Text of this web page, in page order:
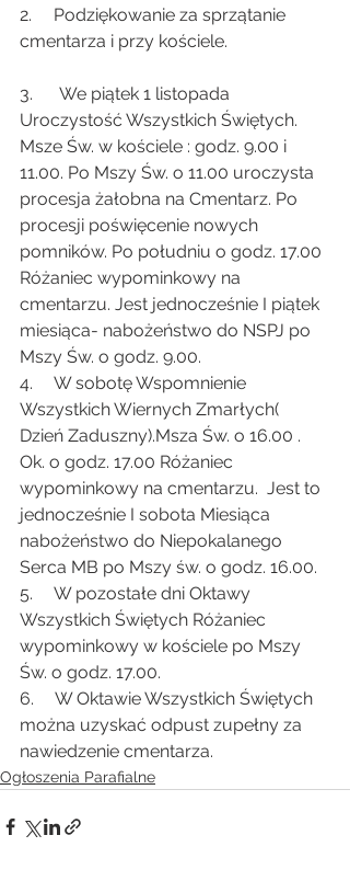
2.     Podziękowanie za sprzątanie
cmentarza i przy kościele.
3.      We piątek 1 listopada
Uroczystość Wszystkich Świętych.
Msze Św. w kościele : godz. 9.00 i
11.00. Po Mszy Św. o 11.00 uroczysta
procesja żałobna na Cmentarz. Po
procesji poświęcenie nowych
pomników. Po południu o godz. 17.00
Różaniec wypominkowy na
cmentarzu. Jest jednocześnie I piątek
miesiąca- nabożeństwo do NSPJ po
Mszy Św. o godz. 9.00.
4.     W sobotę Wspomnienie
Wszystkich Wiernych Zmarłych(
Dzień Zaduszny).Msza Św. o 16.00 .
Ok. o godz. 17.00 Różaniec
wypominkowy na cmentarzu.  Jest to
jednocześnie I sobota Miesiąca
nabożeństwo do Niepokalanego
Serca MB po Mszy św. o godz. 16.00.
5.     W pozostałe dni Oktawy
Wszystkich Świętych Różaniec
wypominkowy w kościele po Mszy
Św. o godz. 17.00.
6.     W Oktawie Wszystkich Świętych
można uzyskać odpust zupełny za
nawiedzenie cmentarza.
Ogłoszenia Parafialne